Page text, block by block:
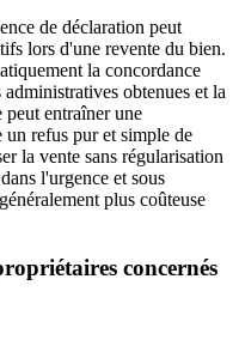
de déclaration peut
lors d'une revente du bien.
la concordance
obtenues et la
peut entraîner une
refus pur et simple de
la vente sans régularisation
l'urgence et sous
plus coûteuse
concernés